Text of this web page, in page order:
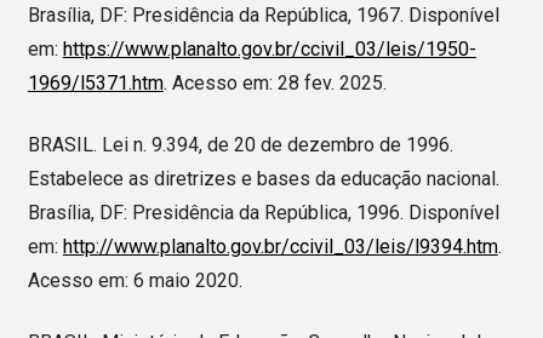
Brasília, DF: Presidência da República, 1967. Disponível
em: https://www.planalto.gov.br/ccivil_03/leis/1950-
1969/l5371.htm. Acesso em: 28 fev. 2025.
BRASIL. Lei n. 9.394, de 20 de dezembro de 1996.
Estabelece as diretrizes e bases da educação nacional.
Brasília, DF: Presidência da República, 1996. Disponível
em: http://www.planalto.gov.br/ccivil_03/leis/l9394.htm.
Acesso em: 6 maio 2020.